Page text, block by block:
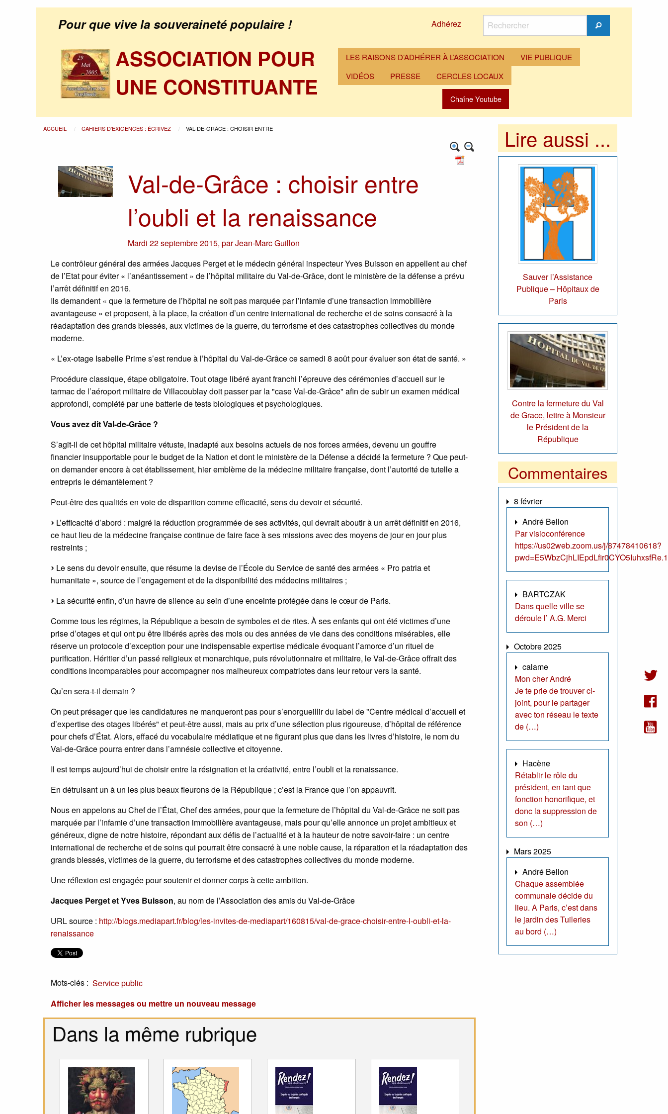
Pour que vive la souveraineté populaire ! Adhérez
Rechercher
Rechercher
ASSOCIATION POUR
UNE CONSTITUANTE
LES RAISONS D’ADHÉRER À L’ASSOCIATION
VIE PUBLIQUE
VIDÉOS
PRESSE CERCLES LOCAUX
Chaîne Youtube
ACCUEIL CAHIERS D’EXIGENCES : ÉCRIVEZ VAL-DE-GRÂCE : CHOISIR ENTRE
Val-de-Grâce : choisir entre
l’oubli et la renaissance
Mardi 22 septembre 2015,parJean-Marc Guillon
Le contrôleur général des armées Jacques Perget et le médecin général inspecteur Yves Buisson en appellent au chef
de l’Etat pour éviter « l’anéantissement » de l’hôpital militaire du Val-de-Grâce, dont le ministère de la défense a prévu
l’arrêt définitif en 2016.
Ils demandent « que la fermeture de l’hôpital ne soit pas marquée par l’infamie d’une transaction immobilière
avantageuse » et proposent, à la place, la création d’un centre international de recherche et de soins consacré à la
réadaptation des grands blessés, aux victimes de la guerre, du terrorisme et des catastrophes collectives du monde
moderne.
« L’ex-otage Isabelle Prime s’est rendue à l’hôpital du Val-de-Grâce ce samedi 8 août pour évaluer son état de santé. »
Procédure classique, étape obligatoire. Tout otage libéré ayant franchi l’épreuve des cérémonies d’accueil sur le
tarmac de l’aéroport militaire de Villacoublay doit passer par la "case Val-de-Grâce" afin de subir un examen médical
approfondi, complété par une batterie de tests biologiques et psychologiques.
Vous avez dit Val-de-Grâce ?
S’agit-il de cet hôpital militaire vétuste, inadapté aux besoins actuels de nos forces armées, devenu un gouffre
financier insupportable pour le budget de la Nation et dont le ministère de la Défense a décidé la fermeture ? Que peut-
on demander encore à cet établissement, hier emblème de la médecine militaire française, dont l’autorité de tutelle a
entrepris le démantèlement ?
Peut-être des qualités en voie de disparition comme efficacité, sens du devoir et sécurité.
L’efficacité d’abord : malgré la réduction programmée de ses activités, qui devrait aboutir à un arrêt définitif en 2016,
ce haut lieu de la médecine française continue de faire face à ses missions avec des moyens de jour en jour plus
restreints ;
Le sens du devoir ensuite, que résume la devise de l’École du Service de santé des armées « Pro patria et
humanitate », source de l’engagement et de la disponibilité des médecins militaires ;
La sécurité enfin, d’un havre de silence au sein d’une enceinte protégée dans le cœur de Paris.
Comme tous les régimes, la République a besoin de symboles et de rites. À ses enfants qui ont été victimes d’une
prise d’otages et qui ont pu être libérés après des mois ou des années de vie dans des conditions misérables, elle
réserve un protocole d’exception pour une indispensable expertise médicale évoquant l’amorce d’un rituel de
purification. Héritier d’un passé religieux et monarchique, puis révolutionnaire et militaire, le Val-de-Grâce offrait des
conditions incomparables pour accompagner nos malheureux compatriotes dans leur retour vers la santé.
Qu’en sera-t-il demain ?
On peut présager que les candidatures ne manqueront pas pour s’enorgueillir du label de "Centre médical d’accueil et
d’expertise des otages libérés" et peut-être aussi, mais au prix d’une sélection plus rigoureuse, d’hôpital de référence
pour chefs d’État. Alors, effacé du vocabulaire médiatique et ne figurant plus que dans les livres d’histoire, le nom du
Val-de-Grâce pourra entrer dans l’amnésie collective et citoyenne.
Il est temps aujourd’hui de choisir entre la résignation et la créativité, entre l’oubli et la renaissance.
En détruisant un à un les plus beaux fleurons de la République ; c’est la France que l’on appauvrit.
Nous en appelons au Chef de l’État, Chef des armées, pour que la fermeture de l’hôpital du Val-de-Grâce ne soit pas
marquée par l’infamie d’une transaction immobilière avantageuse, mais pour qu’elle annonce un projet ambitieux et
généreux, digne de notre histoire, répondant aux défis de l’actualité et à la hauteur de notre savoir-faire : un centre
international de recherche et de soins qui pourrait être consacré à une noble cause, la réparation et la réadaptation des
grands blessés, victimes de la guerre, du terrorisme et des catastrophes collectives du monde moderne.
Une réflexion est engagée pour soutenir et donner corps à cette ambition.
Jacques Perget et Yves Buisson, au nom de l’Association des amis du Val-de-Grâce
URL source : http://blogs.mediapart.fr/blog/les-invites-de-mediapart/160815/val-de-grace-choisir-entre-l-oubli-et-la-
renaissance
Mots-clés : Service public
Afficher les messages ou mettre un nouveau message
Dans la même rubrique
Lire aussi ...
Sauver l’Assistance
Publique – Hôpitaux de
Paris
Contre la fermeture du Val
de Grace, lettre à Monsieur
le Président de la
République
Commentaires
8 février
André Bellon
Par visioconférence
https://us02web.zoom.us/j/87478410618?
BARTCZAK
Dans quelle ville se
déroule l’ A.G. Merci
Octobre 2025
calame
Mon cher André
Je te prie de trouver ci-
joint, pour le partager
avec ton réseau le texte
de (…)
Hacène
Rétablir le rôle du
président, en tant que
fonction honorifique, et
donc la suppression de
son (…)
Mars 2025
André Bellon
Chaque assemblée
communale décide du
lieu. A Paris, c’est dans
le jardin des Tuileries
au bord (…)